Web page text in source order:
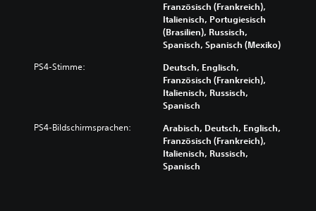
Französisch (Frankreich),
Italienisch, Portugiesisch
(Brasilien), Russisch,
Spanisch, Spanisch (Mexiko)
PS4-Stimme:
Deutsch, Englisch,
Französisch (Frankreich),
Italienisch, Russisch,
Spanisch
PS4-Bildschirmsprachen:
Arabisch, Deutsch, Englisch,
Französisch (Frankreich),
Italienisch, Russisch,
Spanisch